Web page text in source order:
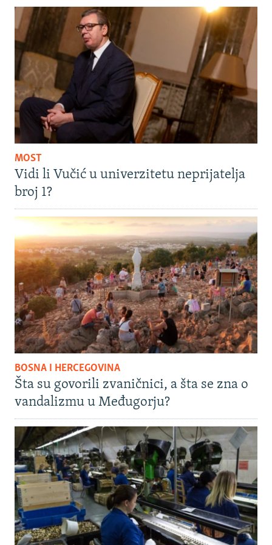
MOST
Vidi li Vučić u univerzitetu neprijatelja
broj 1?
BOSNA I HERCEGOVINA
Šta su govorili zvaničnici, a šta se zna o
vandalizmu u Međugorju?